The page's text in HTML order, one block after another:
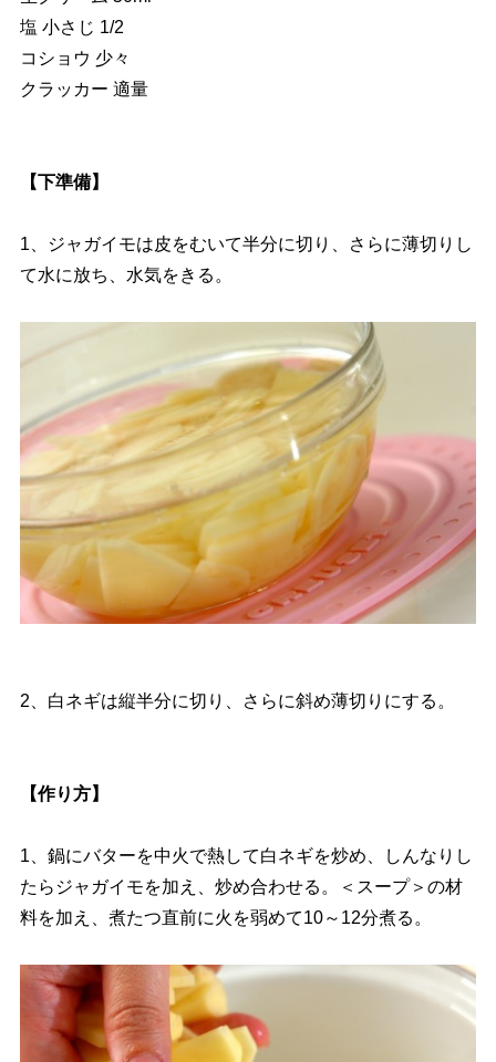
塩 小さじ 1/2
コショウ 少々
クラッカー 適量
【下準備】
1、ジャガイモは皮をむいて半分に切り、さらに薄切りし
て水に放ち、水気をきる。
2、白ネギは縦半分に切り、さらに斜め薄切りにする。
【作り方】
1、鍋にバターを中火で熱して白ネギを炒め、しんなりし
たらジャガイモを加え、炒め合わせる。＜スープ＞の材
料を加え、煮たつ直前に火を弱めて10～12分煮る。